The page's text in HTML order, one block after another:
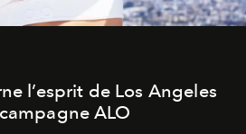
l’esprit de Los Angeles
ALO